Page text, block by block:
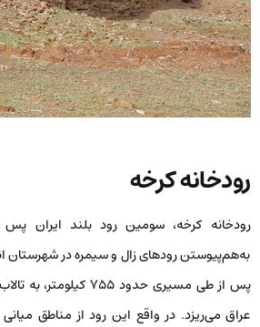
رودخانه کرخه
رودخانه کرخه، سومین رود بلند ایران پس
به‌هم‌پیوستن رودهای زال و سیمره در
پس از طی مسیری حدود ۷۵۵
عراق می‌ریزد. در واقع این رود از مناطق